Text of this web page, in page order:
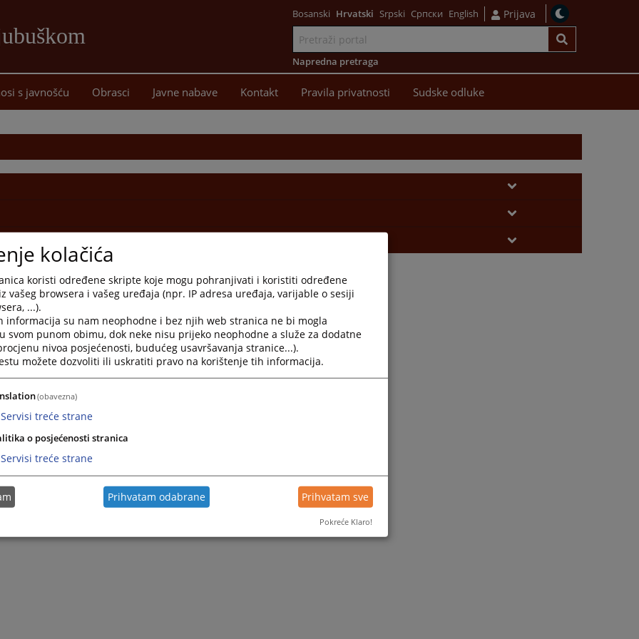
sadržaj
Bosanski Hrvatski Srpski Српски English Prijava
Napredna pretraga
s javnošću Obrasci Javne nabave Kontakt Pravila privatnosti Sudske odluke
kolačića
koristi određene skripte koje mogu pohranjivati i koristiti određene
vašeg browsera i vašeg uređaja (npr. IP adresa uređaja, varijable o sesiji
...).
informacija su nam neophodne i bez njih web stranica ne bi mogla
svom punom obimu, dok neke nisu prijeko neophodne a služe za dodatne
nivoa posjećenosti, budućeg usavršavanja stranice...).
možete dozvoliti ili uskratiti pravo na korištenje tih informacija.
(obavezna)
Servisi treće strane
o posjećenosti stranica
Servisi treće strane
Prihvatam odabrane Prihvatam sve
Pokreće Klaro!